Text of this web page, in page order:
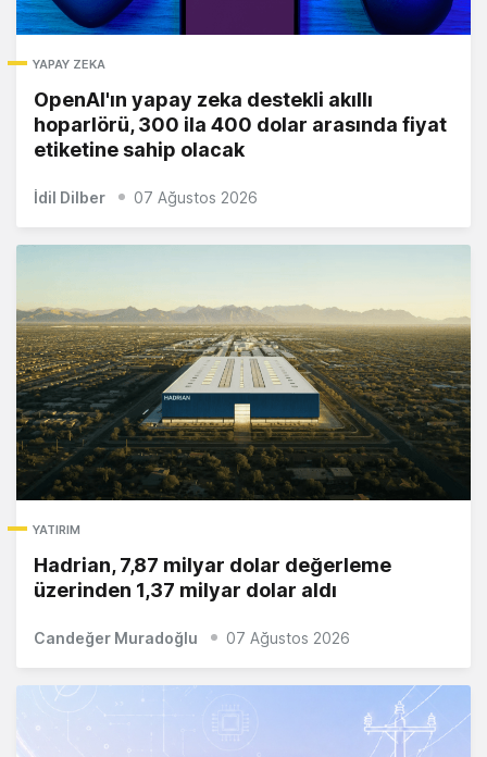
YAPAY ZEKA
OpenAI'ın yapay zeka destekli akıllı
hoparlörü, 300 ila 400 dolar arasında fiyat
etiketine sahip olacak
İdil Dilber 07 Ağustos 2026
YATIRIM
Hadrian, 7,87 milyar dolar değerleme
üzerinden 1,37 milyar dolar aldı
Candeğer Muradoğlu 07 Ağustos 2026